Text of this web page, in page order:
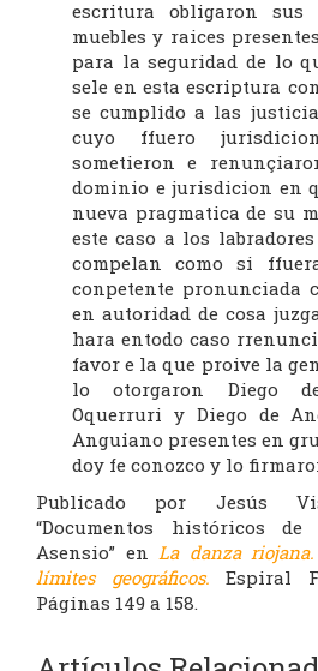
escritura obligaron sus
muebles y raices
para la seguridad de lo
sele en esta escriptura
se cumplido a las
cuyo ffuero
sometieron e
dominio e jurisdicion en
nueva pragmatica de su
este caso a los
compelan como si
conpetente pronunciada
en autoridad de cosa
hara entodo caso
favor e la que proive la
lo otorgaron Diego
Oquerruri y Diego de
Anguiano presentes en
doy fe conozco y lo
Publicado por Jesús
“Documentos históricos
Asensio” enLa danza
límites geográficos.Espiral
Páginas 149 a 158.